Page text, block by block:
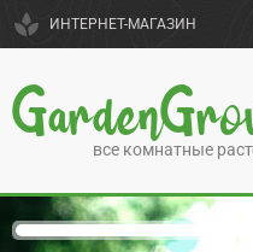
spa ИНТЕРНЕТ-МАГАЗИН
все комнатные